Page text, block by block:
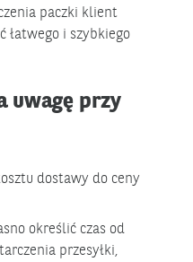
paczki klient
łatwego i szybkiego
uwagę przy
dostawy do ceny
określić czas od
przesyłki,